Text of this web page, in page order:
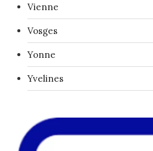
Vienne
Vosges
Yonne
Yvelines